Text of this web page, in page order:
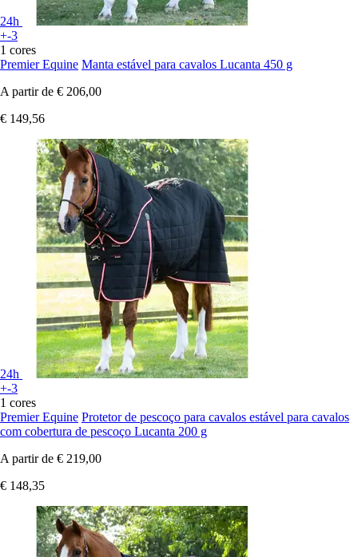
24h
+-3
1 cores
Premier Equine Manta estável para cavalos Lucanta 450 g
A partir de € 206,00
€ 149,56
24h
+-3
1 cores
Premier Equine Protetor de pescoço para cavalos estável para cavalos
com cobertura de pescoço Lucanta 200 g
A partir de € 219,00
€ 148,35